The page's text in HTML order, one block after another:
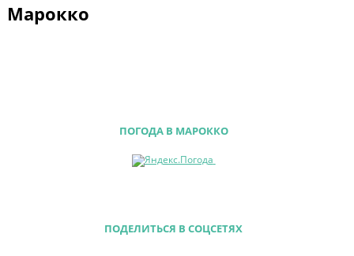
Марокко
ПОГОДА В МАРОККО
ПОДЕЛИТЬСЯ В СОЦСЕТЯХ